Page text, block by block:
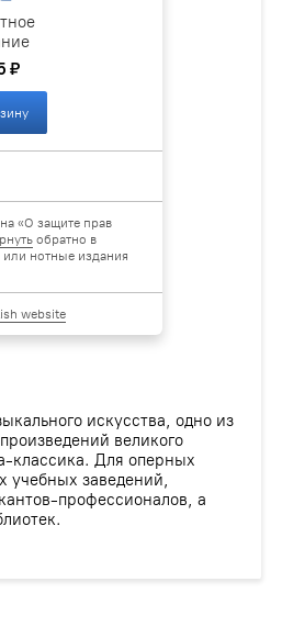
₽
«О защите прав
обратно в
нотные издания
website
искусства, одно из
великого
классика. Для оперных
учебных заведений,
профессионалов, а